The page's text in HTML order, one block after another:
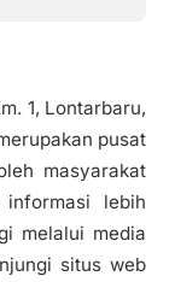
1, Lontarbaru,
pusat
masyarakat
lebih
melalui media
situs web